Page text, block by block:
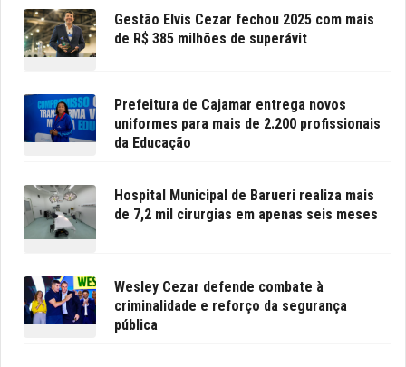
Gestão Elvis Cezar fechou 2025 com mais
de R$ 385 milhões de superávit
Prefeitura de Cajamar entrega novos
uniformes para mais de 2.200 profissionais
da Educação
Hospital Municipal de Barueri realiza mais
de 7,2 mil cirurgias em apenas seis meses
Wesley Cezar defende combate à
criminalidade e reforço da segurança
pública